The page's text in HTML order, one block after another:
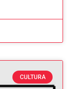
CULTURA